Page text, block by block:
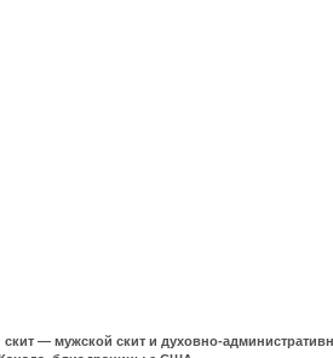
— мужской скит и духовно-